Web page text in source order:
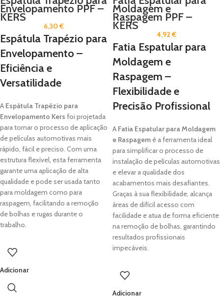
Envelopamento PPF –
KERS
6,30€
Espátula Trapézio para
Envelopamento –
Eficiência e
Versatilidade
A Espátula Trapézio para
Envelopamento Kers foi projetada
para tornar o processo de aplicação
de películas automotivas mais
rápido, fácil e preciso. Com uma
estrutura flexível, esta ferramenta
garante uma aplicação de alta
qualidade e pode ser usada tanto
para moldagem como para
raspagem, facilitando a remoção
de bolhas e rugas durante o
trabalho.
Adicionar
Moldagem e
Raspagem PPF –
KERS
4,92€
Fatia Espatular para
Moldagem e
Raspagem –
Flexibilidade e
Precisão Profissional
A Fatia Espatular para Moldagem
e Raspagem é a ferramenta ideal
para simplificar o processo de
instalação de películas automotivas
e elevar a qualidade dos
acabamentos mais desafiantes.
Graças à sua flexibilidade, alcança
áreas de difícil acesso com
facilidade e atua de forma eficiente
na remoção de bolhas, garantindo
resultados profissionais
impecáveis.
Adicionar